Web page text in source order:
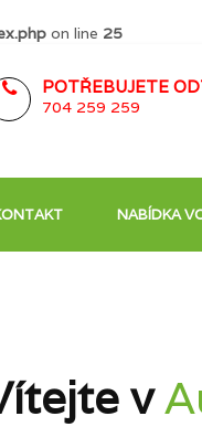
on line 25
POTŘEBUJETE
704 259 259
NABÍDKA
v